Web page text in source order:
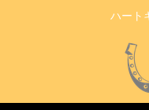
ハート